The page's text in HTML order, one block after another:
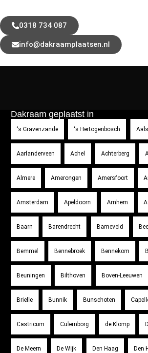
0318 734 087
info@dakraamplaatsen.nl
Dakraam geplaatst in
‘s Gravenzande ‘s Hertogenbosch
Aarlanderveen Achel Achterberg
Almere Amerongen Amersfoort
Amsterdam Apeldoorn Arnhem
Baarn Barendrecht Barneveld
Bemmel Bennebroek Bennekom
Beuningen Bilthoven Boven-Leeuwen
Brielle Bunnik Bunschoten
Castricum Culemborg de Klomp
De Meern De Wijk Den Haag Den